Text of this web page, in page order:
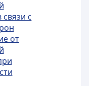
связи с
от